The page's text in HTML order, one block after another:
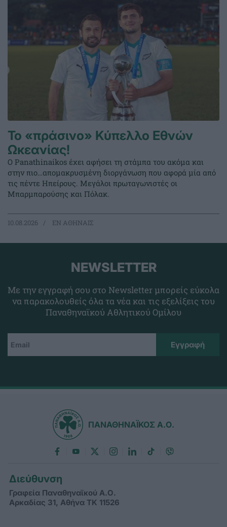
Το «πράσινο» Κύπελλο Εθνών
Ωκεανίας!
Ο Panathinaikos έχει αφήσει τη στάμπα του ακόμα και
στην πιο…απομακρυσμένη διοργάνωση που αφορά μία από
τις πέντε Ηπείρους. Μεγάλοι πρωταγωνιστές οι
Μπαρμπαρούσης και Πόλακ.
10.08.2026 EΝ ΑΘΗΝΑΙΣ
NEWSLETTER
Με την εγγραφή σου στο Newsletter μπορείς εύκολα
να παρακολουθείς όλα τα νέα και τις εξελίξεις του
Παναθηναϊκού Αθλητικού Ομίλου
ΠΑΝΑΘΗΝΑΪΚΟΣ Α.Ο.
Διεύθυνση
Γραφεία Παναθηναϊκού Α.Ο.
Αρκαδίας 31, Αθήνα ΤΚ 11526